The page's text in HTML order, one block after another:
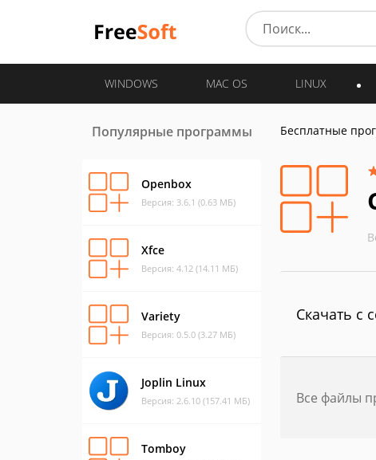
WINDOWS MAC OS LINUX
Популярные программы
Openbox
Версия: 3.6.1 (0.63 МБ)
Xfce
Версия: 4.12 (14.11 МБ)
Variety
Версия: 0.5.0 (3.27 МБ)
Joplin Linux
Версия: 2.6.10 (157.41 МБ)
Tomboy
Бесплатные
Скачать с
Все файлы